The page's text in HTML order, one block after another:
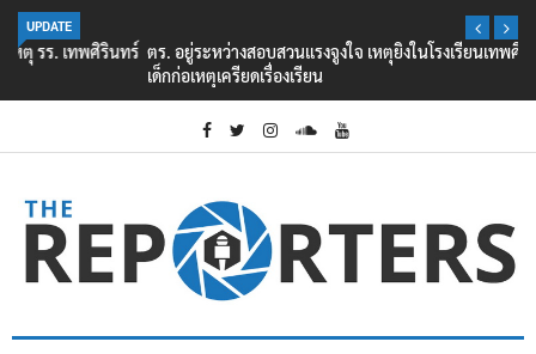
UPDATE
ตร. อยู่ระหว่างสอบสวนแรงจูงใจ เหตุยิงในโรงเรียนเทพศิรินทร์ นนทบุรี พบ
เด็กก่อเหตุเครียดเรื่องเรียน